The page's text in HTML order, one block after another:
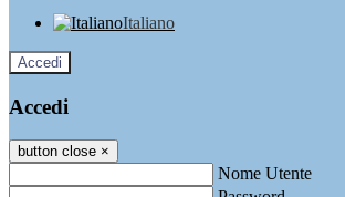
Italiano
Accedi
Accedi
button close ×
Nome Utente